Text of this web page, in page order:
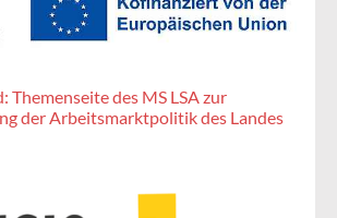
des MS LSA zur
der Arbeitsmarktpolitik des Landes